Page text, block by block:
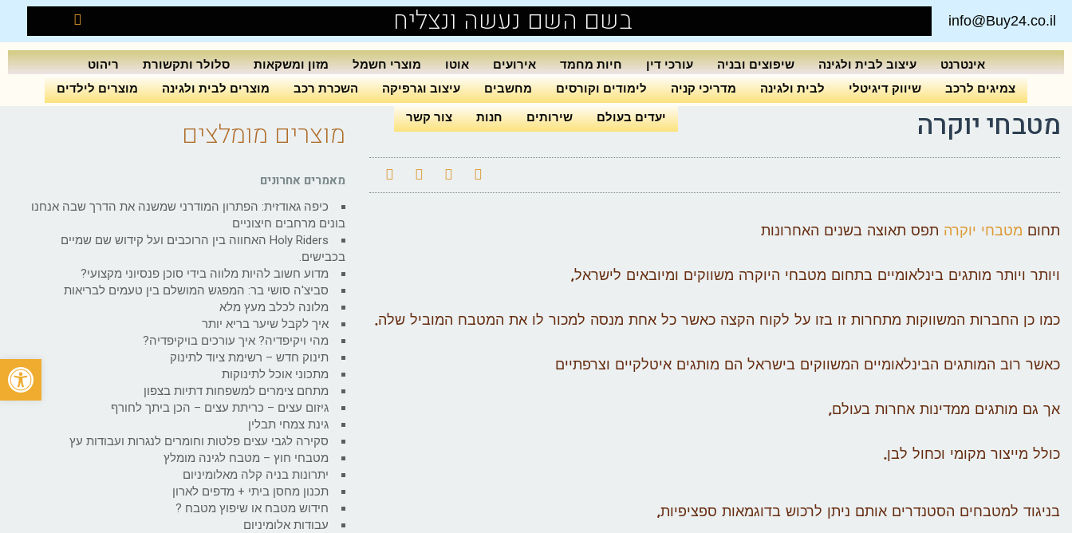
info@Buy24.co.il בשם השם נעשה ונצליח
אינטרנט עיצוב לבית ולגינה שיפוצים ובניה עורכי דין חיות מחמד אירועים אוטו מוצרי חשמל מזון ומשקאות סלולר ותקשורת
ריהוט
צמיגים לרכב
שיווק דיגיטלי לבית ולגינה מדריכי קניה לימודים וקורסים מחשבים עיצוב וגרפיקה השכרת רכב מוצרים לבית ולגינה מוצרים לילדים
יעדים בעולם שירותים חנות צור קשר מטבחי יוקרה
תחום מטבחי יוקרה תפס תאוצה בשנים האחרונות
ויותר ויותר מותגים בינלאומיים בתחום מטבחי היוקרה משווקים ומיובאים לישראל,
כמו כן החברות המשווקות מתחרות זו בזו על לקוח הקצה כאשר כל אחת מנסה למכור לו את המטבח המוביל שלה.
כאשר רוב המותגים הבינלאומיים המשווקים בישראל הם מותגים איטלקיים וצרפתיים
אך גם מותגים ממדינות אחרות בעולם,
כולל מייצור מקומי וכחול לבן.
בניגוד למטבחים הסטנדרים אותם ניתן לרכוש בדוגמאות ספציפיות,
מוצרים מומלצים
מאמרים אחרונים
כיפה גאודזית: הפתרון המודרני שמשנה את הדרך שבה אנחנו
בונים מרחבים חיצוניים
Holy Riders האחווה בין הרוכבים ועל קידוש שם שמיים
בכבישים.
מדוע חשוב להיות מלווה בידי סוכן פנסיוני מקצועי?
סביצ'ה סושי בר: המפגש המושלם בין טעמים לבריאות
מלונה לכלב מעץ מלא
איך לקבל שיער בריא יותר
מהי ויקיפדיה? איך עורכים בויקיפדיה?
תינוק חדש – רשימת ציוד לתינוק
מתכוני אוכל לתינוקות
מתחם צימרים למשפחות דתיות בצפון
גיזום עצים – כריתת עצים – הכן ביתך לחורף
גינת צמחי תבלין
סקירה לגבי עצים פלטות וחומרים לנגרות ועבודות עץ
מטבחי חוץ – מטבח לגינה מומלץ
יתרונות בניה קלה מאלומיניום
תכנון מחסן ביתי + מדפים לארון
חידוש מטבח או שיפוץ מטבח ?
עבודות אלומיניום